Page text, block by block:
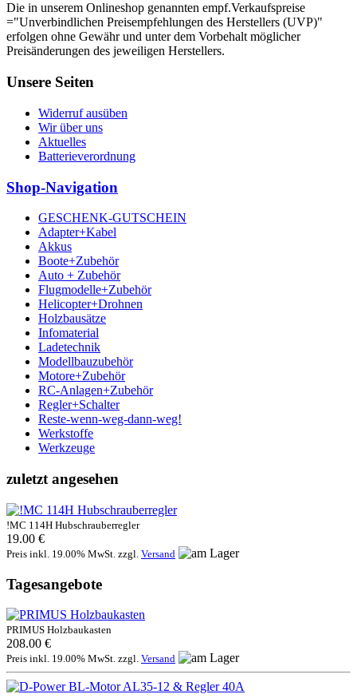
Die in unserem Onlineshop genannten empf.Verkaufspreise
="Unverbindlichen Preisempfehlungen des Herstellers (UVP)"
erfolgen ohne Gewähr und unter dem Vorbehalt möglicher
Preisänderungen des jeweiligen Herstellers.
Unsere Seiten
Widerruf ausüben
Wir über uns
Aktuelles
Batterieverordnung
Shop-Navigation
GESCHENK-GUTSCHEIN
Adapter+Kabel
Akkus
Boote+Zubehör
Auto + Zubehör
Flugmodelle+Zubehör
Helicopter+Drohnen
Holzbausätze
Infomaterial
Ladetechnik
Modellbauzubehör
Motore+Zubehör
RC-Anlagen+Zubehör
Regler+Schalter
Reste-wenn-weg-dann-weg!
Werkstoffe
Werkzeuge
zuletzt angesehen
!MC 114H Hubschrauberregler
19.00 €
Preis inkl. 19.00% MwSt. zzgl. Versand
Tagesangebote
PRIMUS Holzbaukasten
208.00 €
Preis inkl. 19.00% MwSt. zzgl. Versand